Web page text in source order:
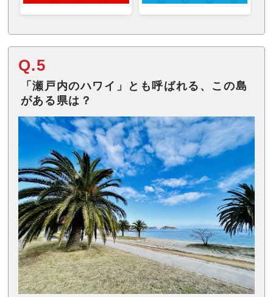
Q.5
「瀬戸内のハワイ」とも呼ばれる、この島
がある県は？